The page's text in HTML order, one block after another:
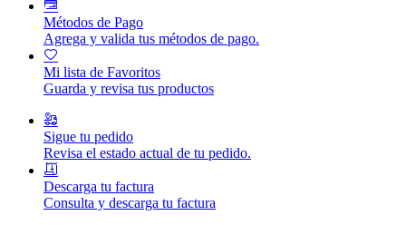
Métodos de Pago
Agrega y valida tus métodos de pago.
Mi lista de Favoritos
Guarda y revisa tus productos
Sigue tu pedido
Revisa el estado actual de tu pedido.
Descarga tu factura
Consulta y descarga tu factura